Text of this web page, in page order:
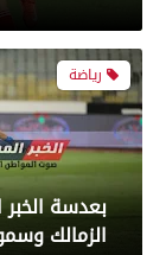
رياضة
بعدسة
الزمالك